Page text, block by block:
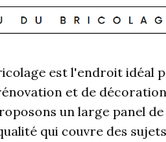
est l'endroit idéal
et de
un large panel de
qui couvre des